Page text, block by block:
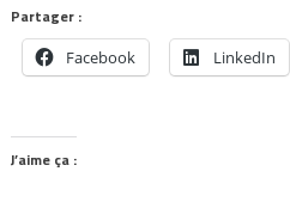
Partager :
Facebook LinkedIn
J’aime ça :